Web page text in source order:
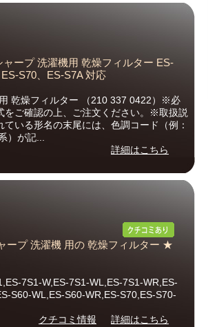
ャープ 洗濯機用 乾燥フィルター ES-
S70、ES-S7A 対応
乾燥フィルター （210 337 0422）※必
をご確認の上、ご注文ください。※取扱説
ている形名の末尾には、色調コード（例：
）が記...
詳細はこちら
ープ 洗濯機 用の 乾燥フィルター ★
7S1-W,ES-7S1-WL,ES-7S1-WR,ES-
S60-WL,ES-S60-WR,ES-S70,ES-S70-
クチコミ情報
詳細はこちら